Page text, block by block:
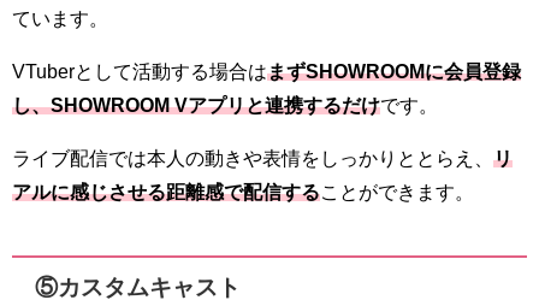
ています。
VTuberとして活動する場合はまずSHOWROOMに会員登録
し、SHOWROOM Vアプリと連携するだけです。
ライブ配信では本人の動きや表情をしっかりととらえ、 リ
アルに感じさせる距離感で配信する ことができます。
⑤カスタムキャスト